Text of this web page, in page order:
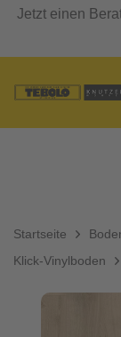
Jetzt einen
Startseite
Klick-Vinylboden